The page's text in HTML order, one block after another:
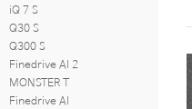
iQ 7 S
Q30 S
Q300 S
Finedrive AI 2
MONSTER T
Finedrive AI